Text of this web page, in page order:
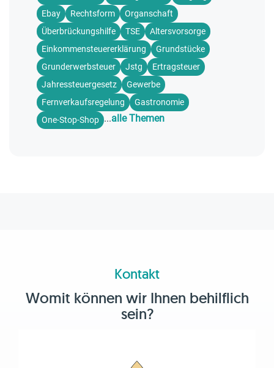
Ebay
Rechtsform
Organschaft
Überbrückungshilfe
TSE
Altersvorsorge
Einkommensteuererklärung
Grundstücke
Grunderwerbsteuer
Jstg
Ertragsteuer
Jahressteuergesetz
Gewerbe
Fernverkaufsregelung
Gastronomie
One-Stop-Shop ...alle Themen
Kontakt
Womit können wir Ihnen behilflich
sein?